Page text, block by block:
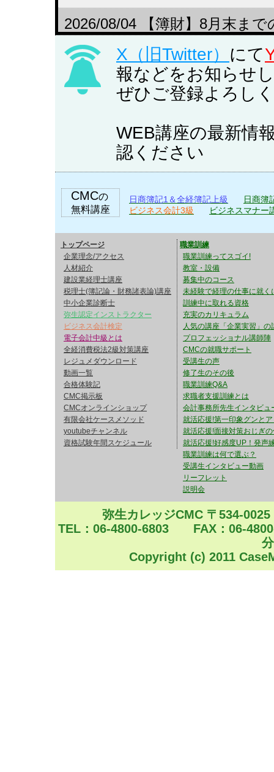
2026/08/04 【簿財】8月末ま
ト（先着30名）キャンペーン
税理士 簿記論・財務諸表論
た。
早めに学習したい方に朗報、
https://youtu.be/QIjqehjWoLY
2026/08/04 【キャンペーン開
キャンペーンを開始しました
「会社法・民法・憲法＋過去問
最強講座 22,000円が 8月31
https://youtu.be/j968GoZWx5I
2026/08/03 【直前対策セット
建設業経理士1級の直前対策
リースしました。
インプットの部分は不要な方
https://youtu.be/oCJWWzdEgxw
2026/08/02 【動画公開】日商
講師横山の経験からも相互学
超直前ではありますが、簿
します
簿記論 超直前確認（聴くだ
特殊商品売買https://
在外支店https://youtu.be/
2026/07/29 【動画公開】第76
最後の日曜日何しよう？
X（旧Twitter） にて
報などをお知らせ
ぜひご登録よろし
WEB講座の最新情
認ください
CMCの
無料講座
日商簿記1＆全経簿記上級
日商簿
ビジネス会計3級
ビジネスマナー
トップページ
企業理念/アクセス
人材紹介
建設業経理士講座
税理士(簿記論・財務諸表論)講座
中小企業診断士
弥生認定インストラクター
ビジネス会計検定
電子会計中級とは
全経消費税法2級対策講座
レジュメダウンロード
動画一覧
合格体験記
CMC掲示板
CMCオンラインショップ
有限会社ケースメソッド
youtubeチャンネル
資格試験年間スケジュール
職業訓練
職業訓練ってスゴイ!
教室・設備
募集中のコース
未経験で経理の仕事に就く
訓練中に取れる資格
充実のカリキュラム
人気の講座「企業実習」の
プロフェッショナル講師陣
CMCの就職サポート
受講生の声
修了生のその後
職業訓練Q&A
求職者支援訓練とは
会計事務所先生インタビュ
就活応援!第一印象グンと
就活応援!面接対策おじぎ
就活応援!好感度UP！発声
職業訓練は何で選ぶ？
受講生インタビュー動画
リーフレット
説明会
弥生カレッジCMC 〒534-
TEL：06-4800-6803 FAX：06-
Copyright (c) 2011